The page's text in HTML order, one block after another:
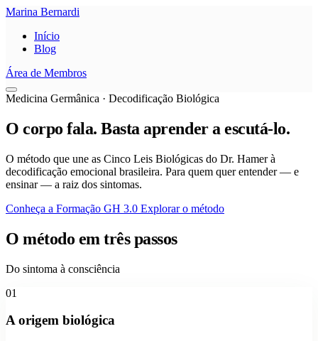
Marina Bernardi
Início
Blog
Área de Membros
Medicina Germânica · Decodificação Biológica
O corpo fala.Basta aprendera escutá-lo.
O método que une as Cinco Leis Biológicas do Dr. Hamer à
decodificação emocional brasileira. Para quem quer entender — e
ensinar — a raiz dos sintomas.
Conheça a Formação GH 3.0 Explorar o método
O método em três passos
Do sintoma à consciência
01
A origem biológica